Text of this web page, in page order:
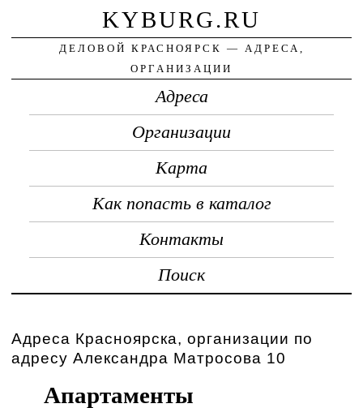
KYBURG.RU
ДЕЛОВОЙ КРАСНОЯРСК — АДРЕСА,
ОРГАНИЗАЦИИ
Адреса
Организации
Карта
Как попасть в каталог
Контакты
Поиск
Адреса Красноярска, организации по
адресу Александра Матросова 10
Апартаменты